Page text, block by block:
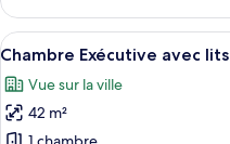
le
type
de
Chambre
Triple
Deluxe
Afficher
toutes
les
photos
7
Chambre Exécutive avec
Vue sur la ville
42 m²